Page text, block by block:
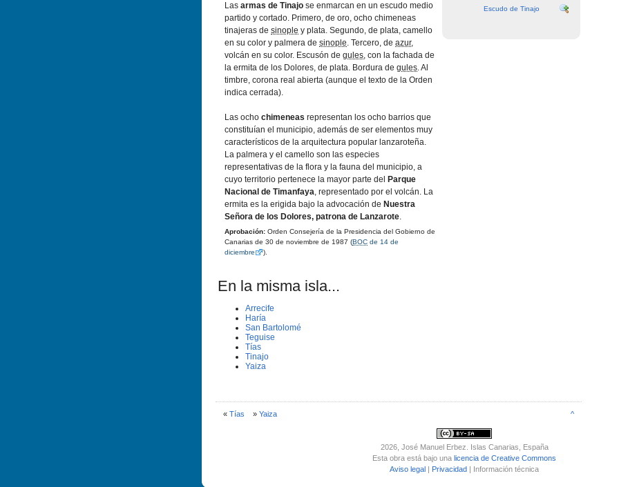
Las armas de Tinajo se enmarcan en un escudo medio
partido y cortado. Primero, de oro, ocho chimeneas
tinajeras de sinople y plata. Segundo, de plata, camello
en su color y palmera de sinople. Tercero, de azur,
volcán en su color. Escusón de gules, con la fachada de
la ermita de los Dolores, de plata. Bordura de gules. Al
timbre, corona real abierta (aunque el texto de la Orden
indica cerrada).
Las ocho chimeneas representan los ocho barrios que
constituí­an el municipio, además de ser elementos muy
caracterí­sticos de la arquitectura popular lanzaroteña.
La palmera y el camello son las especies
representativas de la flora y la fauna del municipio, a
cuyo territorio pertenece la mayor parte del
Parque
Nacional de Timanfaya, representado por el volcán. La
ermita es la erigida bajo la advocación de Nuestra
Señora de los Dolores, patrona de Lanzarote.
Aprobación: Orden Consejerí­a de la Presidencia del Gobierno de
Canarias de 30 de noviembre de 1987 (BOC de 14 de
diciembre
).
En la misma isla...
Arrecife
Harí­a
San Bartolomé
Teguise
Tí­as
Tinajo
Yaiza
Escudo de Tinajo
« Tí­as » Yaiza ^
2026, José Manuel Erbez. Islas Canarias, España
Esta obra está bajo una licencia de Creative Commons
Aviso legal | Privacidad | Información técnica